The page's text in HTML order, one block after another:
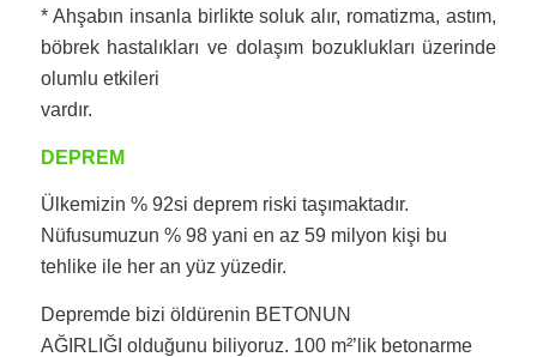
* Ahşabın insanla birlikte soluk alır, romatizma, astım,
böbrek hastalıkları ve dolaşım bozuklukları üzerinde
olumlu etkileri
vardır.
DEPREM
Ülkemizin % 92si deprem riski taşımaktadır.
Nüfusumuzun % 98 yani en az 59 milyon kişi bu
tehlike ile her an yüz yüzedir.
Depremde bizi öldürenin BETONUN
AĞIRLIĞI olduğunu biliyoruz. 100 m²’lik betonarme